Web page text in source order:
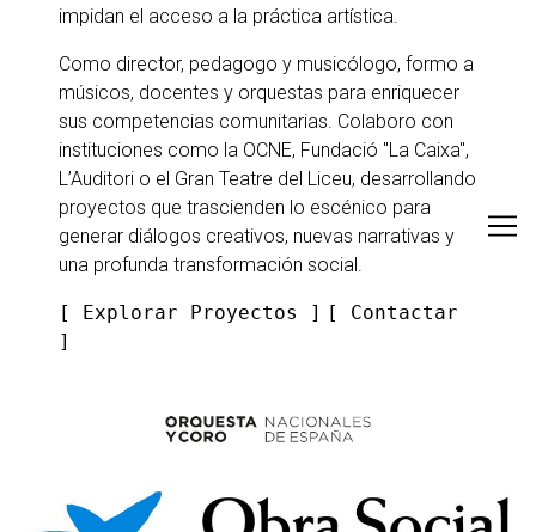
impidan el acceso a la práctica artística.
Como director, pedagogo y musicólogo, formo a
músicos, docentes y orquestas para enriquecer
sus competencias comunitarias. Colaboro con
instituciones como la OCNE, Fundació "La Caixa",
L’Auditori o el Gran Teatre del Liceu, desarrollando
proyectos que trascienden lo escénico para
generar diálogos creativos, nuevas narrativas y
una profunda transformación social.
[ Explorar Proyectos ] [ Contactar
]